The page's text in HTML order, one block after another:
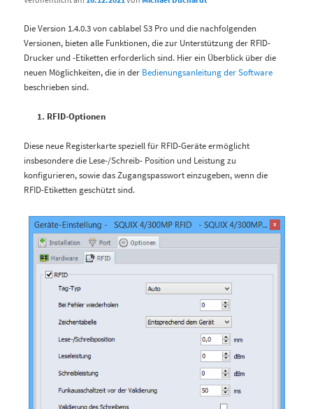
Die Version 1.4.0.3 von cablabel S3 Pro und die nachfolgenden
Versionen, bieten alle Funktionen, die zur Unterstützung der RFID-
Drucker und -Etiketten erforderlich sind. Hier ein Überblick über die
neuen Möglichkeiten, die in der Bedienungsanleitung der Software
beschrieben sind.
RFID-Optionen
Diese neue Registerkarte speziell für RFID-Geräte ermöglicht
insbesondere die Lese-/Schreib- Position und Leistung zu
konfigurieren, sowie das Zugangspasswort einzugeben, wenn die
RFID-Etiketten geschützt sind.